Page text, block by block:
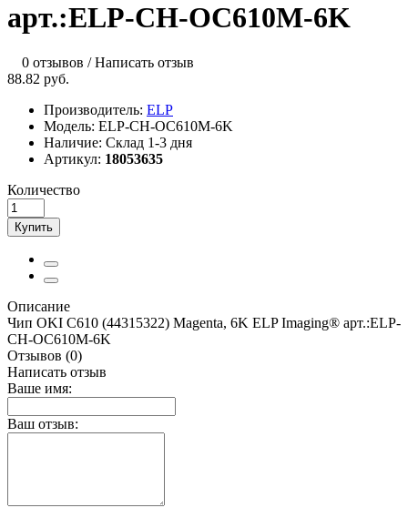
арт.:ELP-CH-OC610M-6K
0 отзывов /Написать отзыв
88.82 руб.
Производитель: ELP
Модель: ELP-CH-OC610M-6K
Наличие: Склад 1-3 дня
Артикул: 18053635
Количество
Купить
Описание
Чип OKI C610 (44315322) Magenta, 6K ELP Imaging® арт.:ELP-
CH-OC610M-6K
Отзывов (0)
Написать отзыв
Ваше имя:
Ваш отзыв: